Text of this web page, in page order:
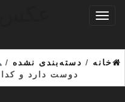
تغییر
خانه/ دسته‌بندی نشده/
دوست دارد و